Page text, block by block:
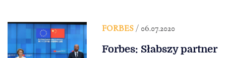
FORBES/ 06.07.2020
Forbes: Słabszy partner